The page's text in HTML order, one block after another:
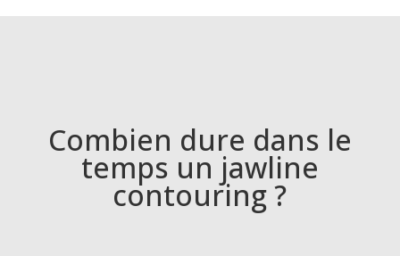
Combien dure dans le
temps un jawline
contouring ?